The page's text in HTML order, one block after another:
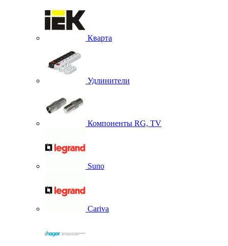
Кварта
Удлинители
Компоненты RG, TV
Suno
Cariva